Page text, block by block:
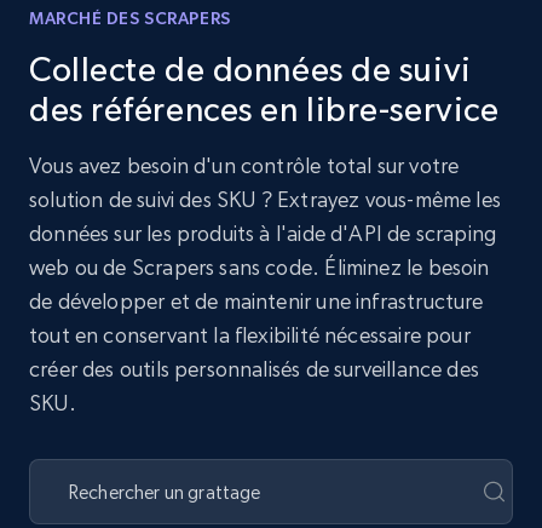
MARCHÉ DES SCRAPERS
Collecte de données de suivi
des références en libre-service
Vous avez besoin d'un contrôle total sur votre
solution de suivi des SKU ? Extrayez vous-même les
données sur les produits à l'aide d'API de scraping
web ou de Scrapers sans code. Éliminez le besoin
de développer et de maintenir une infrastructure
tout en conservant la flexibilité nécessaire pour
créer des outils personnalisés de surveillance des
SKU.